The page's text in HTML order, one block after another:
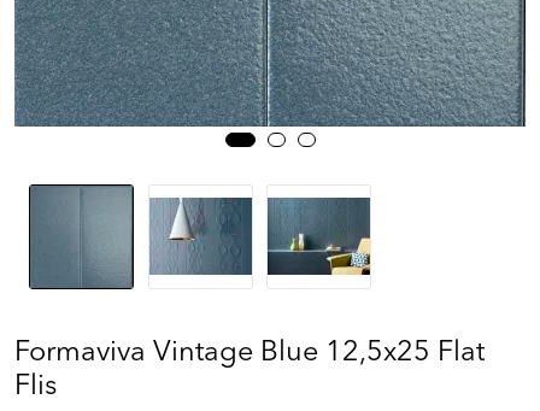
Formaviva Vintage Blue 12,5x25 Flat
Flis
Favoritter (0)
Min side
Logg inn